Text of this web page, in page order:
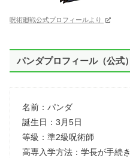
呪術廻戦公式プロフィールより
パンダプロフィール（公式）
名前：パンダ
誕生日：3月5日
等級：準2級呪術師
高専入学方法：学長が手続き